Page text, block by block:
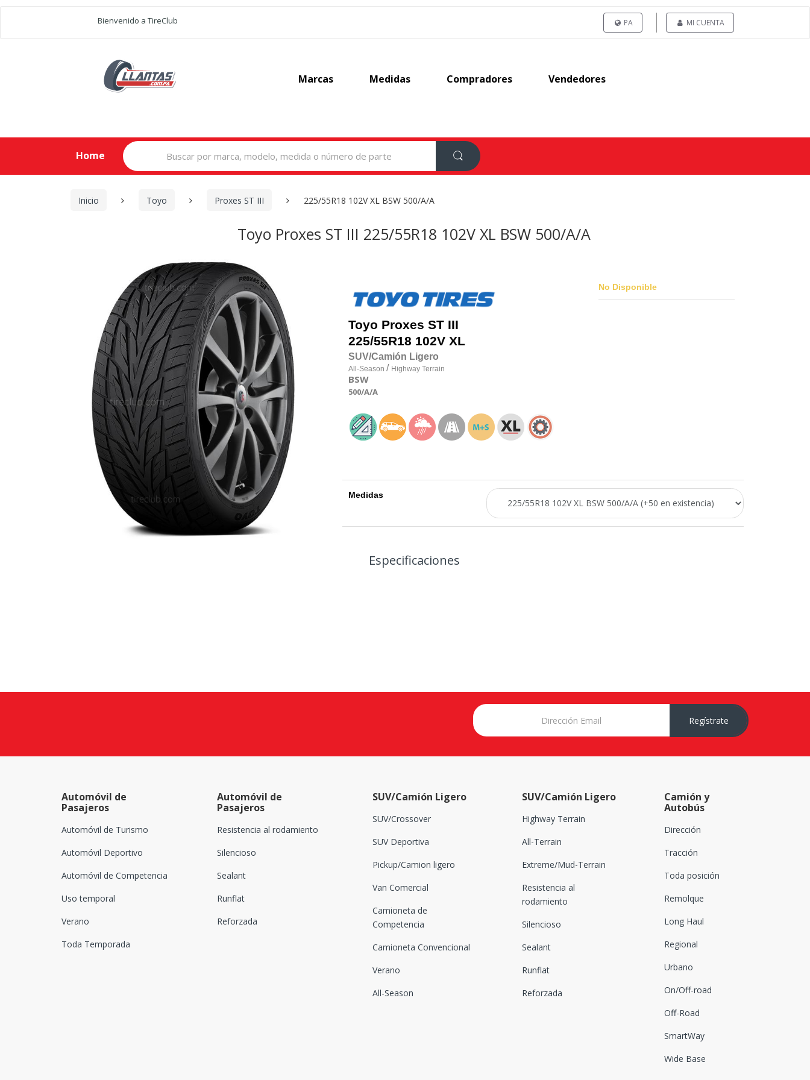
Bienvenido a TireClub PA MI CUENTA
Marcas Medidas Compradores Vendedores
Home
Search
for:
Inicio Toyo Proxes ST III 225/55R18 102V XL BSW 500/A/A
Toyo Proxes ST III 225/55R18 102V XL BSW 500/A/A
Toyo Proxes ST III
225/55R18 102V XL
SUV/Camión Ligero
All-Season / Highway Terrain
BSW
500/A/A
No Disponible
Medidas
Especificaciones
Regístrate
Automóvil de
Pasajeros
Automóvil de Turismo
Automóvil Deportivo
Automóvil de Competencia
Uso temporal
Verano
Toda Temporada
Automóvil de
Pasajeros
Resistencia al rodamiento
Silencioso
Sealant
Runflat
Reforzada
SUV/Camión Ligero
SUV/Crossover
SUV Deportiva
Pickup/Camion ligero
Van Comercial
Camioneta de
Competencia
Camioneta Convencional
Verano
All-Season
SUV/Camión Ligero
Highway Terrain
All-Terrain
Extreme/Mud-Terrain
Resistencia al
rodamiento
Silencioso
Sealant
Runflat
Reforzada
Camión y
Autobús
Dirección
Tracción
Toda posición
Remolque
Long Haul
Regional
Urbano
On/Off-road
Off-Road
SmartWay
Wide Base